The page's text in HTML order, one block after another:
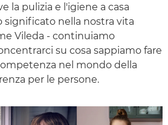
la pulizia e l'igiene a casa
significato nella nostra vita
Vileda - continuiamo
su cosa sappiamo fare
nel mondo della
per le persone.